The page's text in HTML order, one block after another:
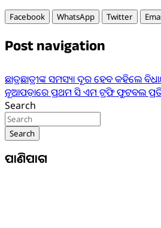
Facebook WhatsApp Twitter
Post navigation
ଛାତ୍ରଛାତ୍ରୀଙ୍କ ସମସ୍ୟା ଦୂର ହେବ କହିଲେ
ନୂଆପଡ଼ାରେ ପ୍ରଥମ ସି ଏମ ଟ୍ରଫି ଫୁଟବଲ
Search
Search
ପାଣିପାଗ